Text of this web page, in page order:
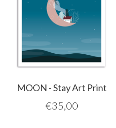
MOON - Stay Art Print
€35,00